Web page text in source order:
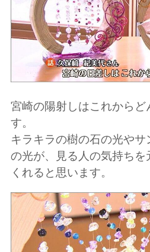
宮崎の陽射しはこれからど
す。
キラキラの樹の石の光や
の光が、見る人の気持ちを
くれると思います。